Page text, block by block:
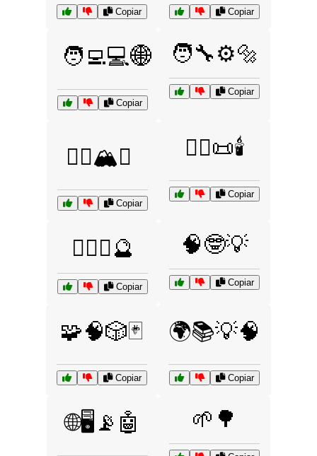
Copiar Copiar
🧑‍💻💻🌐
Copiar
🧑‍🔧⚙️🔩
Copiar
🧗‍♀️🏔️⛺
Copiar
🧙‍♀️📜🕯️
Copiar
🧙‍♂️✨🔮
Copiar
🧠🤓💡
Copiar
🧩🧠🎲🃏
Copiar
🌍📚💡🧠
Copiar
🌐🖥️📡🤖 🌱🌳